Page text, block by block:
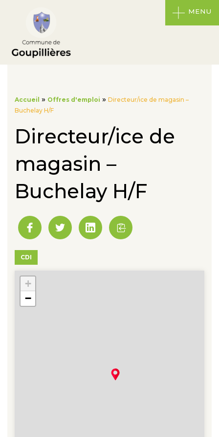
MENU
Accueil » Offres d'emploi » Directeur/ice de magasin –
Buchelay H/F
Directeur/ice de
magasin –
Buchelay H/F
CDI
78 - Boinvilliers
+
−